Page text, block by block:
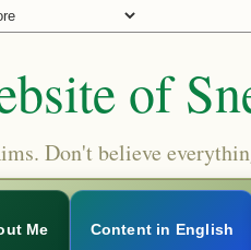
of
Don't believe
Me Content in English